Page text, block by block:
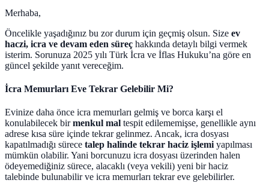
Merhaba,
Öncelikle yaşadığınız bu zor durum için geçmiş olsun. Size ev
haczi, icra ve devam eden süreç hakkında detaylı bilgi vermek
isterim. Sorunuza 2025 yılı Türk İcra ve İflas Hukuku’na göre en
güncel şekilde yanıt vereceğim.
İcra Memurları Eve Tekrar Gelebilir Mi?
Evinize daha önce icra memurları gelmiş ve borca karşı el
konulabilecek birmenkul mal tespit edilememişse, genellikle aynı
adrese kısa süre içinde tekrar gelinmez. Ancak, icra dosyası
kapatılmadığı sürece talep halinde tekrar haciz işlemi yapılması
mümkün olabilir. Yani borcunuzu icra dosyası üzerinden halen
ödeyemediğiniz sürece, alacaklı (veya vekili) yeni bir haciz
talebinde bulunabilir ve icra memurları tekrar eve gelebilirler.